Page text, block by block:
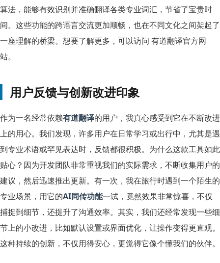
算法，能够有效识别并准确翻译各类专业词汇，节省了宝贵时
间。这些功能的跨语言交流更加顺畅，也在不同文化之间架起了
一座理解的桥梁。想要了解更多，可以访问 有道翻译官方网
站。
用户反馈与创新改进印象
作为一名经常依赖有道翻译的用户，我真心感受到它在不断改进
上的用心。我们发现，许多用户在日常学习或出行中，尤其是遇
到专业术语或罕见表达时，反馈都很积极。为什么这款工具如此
贴心？因为开发团队非常重视我们的实际需求，不断收集用户的
建议，然后迅速推出更新。有一次，我在旅行时遇到一个陌生的
专业场景，用它的AI同传功能一试，竟然效果非常惊喜，不仅
捕捉到细节，还提升了沟通效率。其实，我们还经常发现一些细
节上的小改进，比如默认设置或界面优化，让操作变得更直观。
这种持续的创新，不仅用得安心，更觉得它像个懂我们的伙伴。